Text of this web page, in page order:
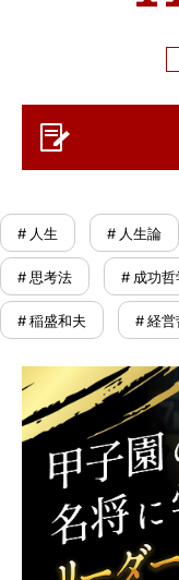
# 人生 # 人生論
# 思考法 # 成功
# 稲盛和夫 # 経